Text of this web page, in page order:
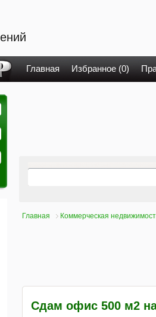
Главная Избранное (0)
Главная Коммерческая
Сдам офис 500 м2